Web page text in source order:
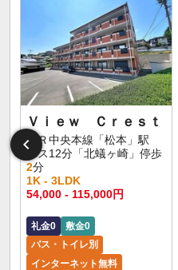
Ｖｉｅｗ Ｃｒｅｓｔ
ＪＲ中央本線「松本」駅
バス12分「北蟻ヶ崎」停歩
2分
1K - 3LDK
54,000 - 115,000円
礼金0
敷金0
バス・トイレ別
インターネット無料